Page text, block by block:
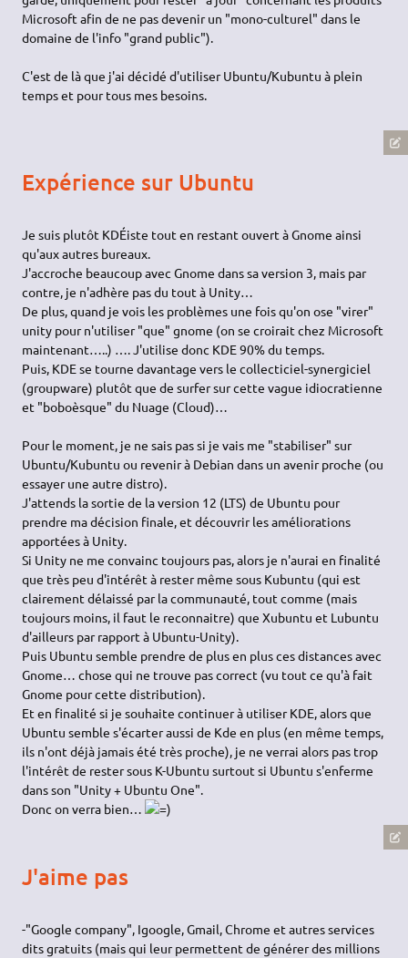
Microsoft afin de ne pas devenir un "mono-culturel" dans le
domaine de l'info "grand public").
C'est de là que j'ai décidé d'utiliser Ubuntu/Kubuntu à plein
temps et pour tous mes besoins.
Expérience sur Ubuntu
Je suis plutôt KDÉiste tout en restant ouvert à Gnome ainsi
qu'aux autres bureaux.
J'accroche beaucoup avec Gnome dans sa version 3, mais par
contre, je n'adhère pas du tout à Unity…
De plus, quand je vois les problèmes une fois qu'on ose "virer"
unity pour n'utiliser "que" gnome (on se croirait chez Microsoft
maintenant…..) …. J'utilise donc KDE 90% du temps.
Puis, KDE se tourne davantage vers le collecticiel-synergiciel
(groupware) plutôt que de surfer sur cette vague idiocratienne
et "boboèsque" du Nuage (Cloud)…
Pour le moment, je ne sais pas si je vais me "stabiliser" sur
Ubuntu/Kubuntu ou revenir à Debian dans un avenir proche (ou
essayer une autre distro).
J'attends la sortie de la version 12 (LTS) de Ubuntu pour
prendre ma décision finale, et découvrir les améliorations
apportées à Unity.
Si Unity ne me convainc toujours pas, alors je n'aurai en finalité
que très peu d'intérêt à rester même sous Kubuntu (qui est
clairement délaissé par la communauté, tout comme (mais
toujours moins, il faut le reconnaitre) que Xubuntu et Lubuntu
d'ailleurs par rapport à Ubuntu-Unity).
Puis Ubuntu semble prendre de plus en plus ces distances avec
Gnome… chose qui ne trouve pas correct (vu tout ce qu'à fait
Gnome pour cette distribution).
Et en finalité si je souhaite continuer à utiliser KDE, alors que
Ubuntu semble s'écarter aussi de Kde en plus (en même temps,
ils n'ont déjà jamais été très proche), je ne verrai alors pas trop
l'intérêt de rester sous K-Ubuntu surtout si Ubuntu s'enferme
dans son "Unity + Ubuntu One".
Donc on verra bien…
J'aime pas
-"Google company", Igoogle, Gmail, Chrome et autres services
dits gratuits (mais qui leur permettent de générer des millions